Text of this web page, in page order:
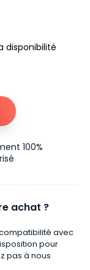
disponibilité
100%
achat ?
avec
pour
pas à nous